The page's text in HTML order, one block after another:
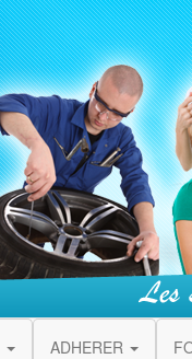
ADHERER